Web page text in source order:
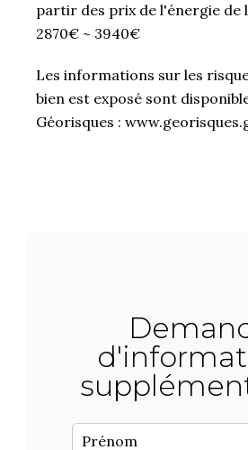
partir des prix de l'énergie de
2870€ ~ 3940€
Les informations sur les
bien est exposé sont
Géorisques :